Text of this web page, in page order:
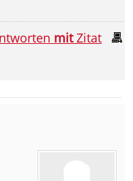
mitZitat